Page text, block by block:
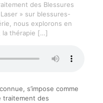
des Blessures
» sur blessures-
nous explorons en
thérapie […]
s’impose comme
traitement des